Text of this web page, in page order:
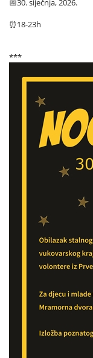
📅30. siječnja, 2026.
⏰18-23h
***